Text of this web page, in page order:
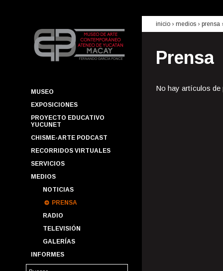
MUSEO
EXPOSICIONES
PROYECTO EDUCATIVO
YUCUNET
CHISME-ARTE PODCAST
RECORRIDOS VIRTUALES
SERVICIOS
MEDIOS
NOTICIAS
PRENSA
RADIO
TELEVISIÓN
GALERÍAS
INFORMES
inicio › medios › prensa
Prensa
No hay artículos de